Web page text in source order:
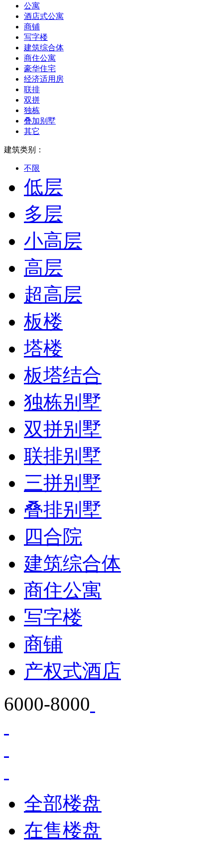
公寓
酒店式公寓
商铺
写字楼
建筑综合体
商住公寓
豪华住宅
经济适用房
联排
双拼
独栋
叠加别墅
其它
建筑类别：
不限
低层
多层
小高层
高层
超高层
板楼
塔楼
板塔结合
独栋别墅
双拼别墅
联排别墅
三拼别墅
叠排别墅
四合院
建筑综合体
商住公寓
写字楼
商铺
产权式酒店
6000-8000
全部楼盘
在售楼盘